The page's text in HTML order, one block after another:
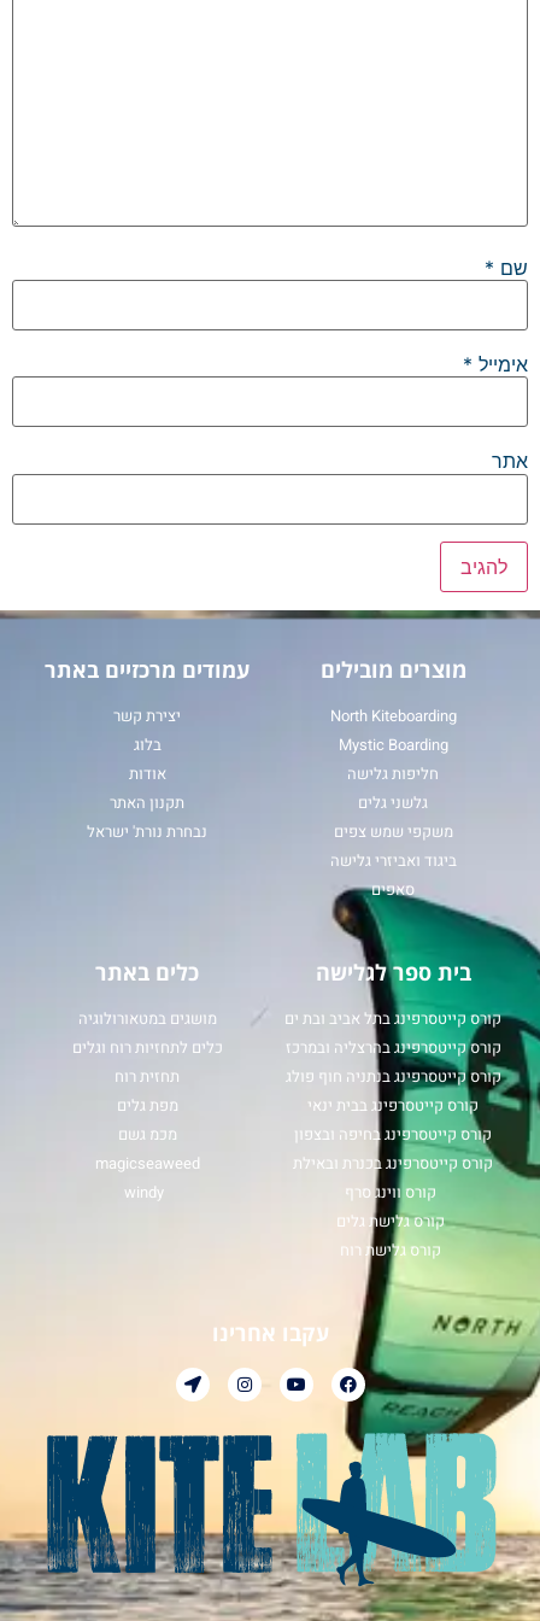
שם *
אימייל *
אתר
מוצרים מובילים
North Kiteboarding
Mystic Boarding
חליפות גלישה
גלשני גלים
משקפי שמש צפים
ביגוד ואביזרי גלישה
סאפים
עמודים מרכזיים באתר
יצירת קשר
בלוג
אודות
תקנון האתר
נבחרת נורת' ישראל
בית ספר לגלישה
קורס קייטסרפינג בתל אביב ובת ים
קורס קייטסרפינג בהרצליה ובמרכז
קורס קייטסרפינג בנתניה חוף פולג
קורס קייטסרפינג בבית ינאי
קורס קייטסרפינג בחיפה ובצפון
קורס קייטסרפינג בכנרת ובאילת
קורס ווינג סרף
קורס גלישת גלים
קורס גלישת רוח
כלים באתר
מושגים במטאורולוגיה
כלים לתחזיות רוח וגלים
תחזית רוח
מפת גלים
מכמ גשם
magicseaweed
windy
עקבו אחרינו